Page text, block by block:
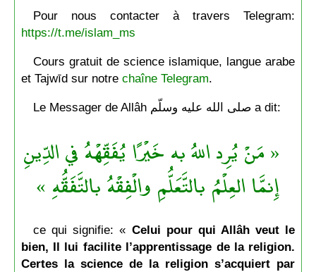
Pour nous contacter à travers Telegram:
https://t.me/islam_ms
Cours gratuit de science islamique, langue arabe
et Tajwīd sur notre chaîne Telegram.
Le Messager de Allâh صلى الله عليه وسلّم a dit:
« مَنْ يُرِد اللهُ به خَيْرًا يُفَقِّهْهُ في الدِّينِ
إِنمَّا العِلْمُ بالتَّعَلُّمِ والْفِقْهُ بالتَّفَقُّهِ »
ce qui signifie: « Celui pour qui Allâh veut le
bien, Il lui facilite l’apprentissage de la religion.
Certes la science de la religion s’acquiert par